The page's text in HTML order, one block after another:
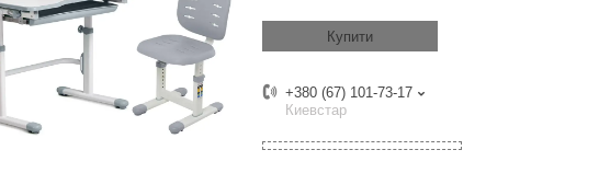
Купити
+380 (67) 101-73-17
Киевстар